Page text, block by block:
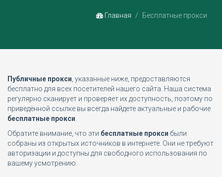
Главная Бесплатные прокси
Публичные прокси , указанные ниже, предоставляются
бесплатно для всех посетителей нашего сайта. Наша система
регулярно сканирует и проверяет их доступность, поэтому по
приведённой ссылке вы всегда найдете актуальные и рабочие
бесплатные прокси
Обратите внимание, что эти бесплатные прокси были
собраны из открытых источников в интернете. Они не требуют
авторизации и доступны для свободного использования по
вашему усмотрению.